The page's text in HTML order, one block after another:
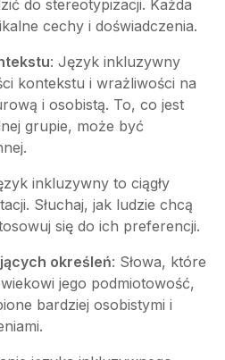
do stereotypizacji. Każda
cechy i doświadczenia.
: Język inkluzywny
kontekstu i wrażliwości na
i osobistą. To, co jest
grupie, może być
inkluzywny to ciągły
Słuchaj, jak ludzie chcą
się do ich preferencji.
określeń: Słowa, które
jego podmiotowość,
bardziej osobistymi i